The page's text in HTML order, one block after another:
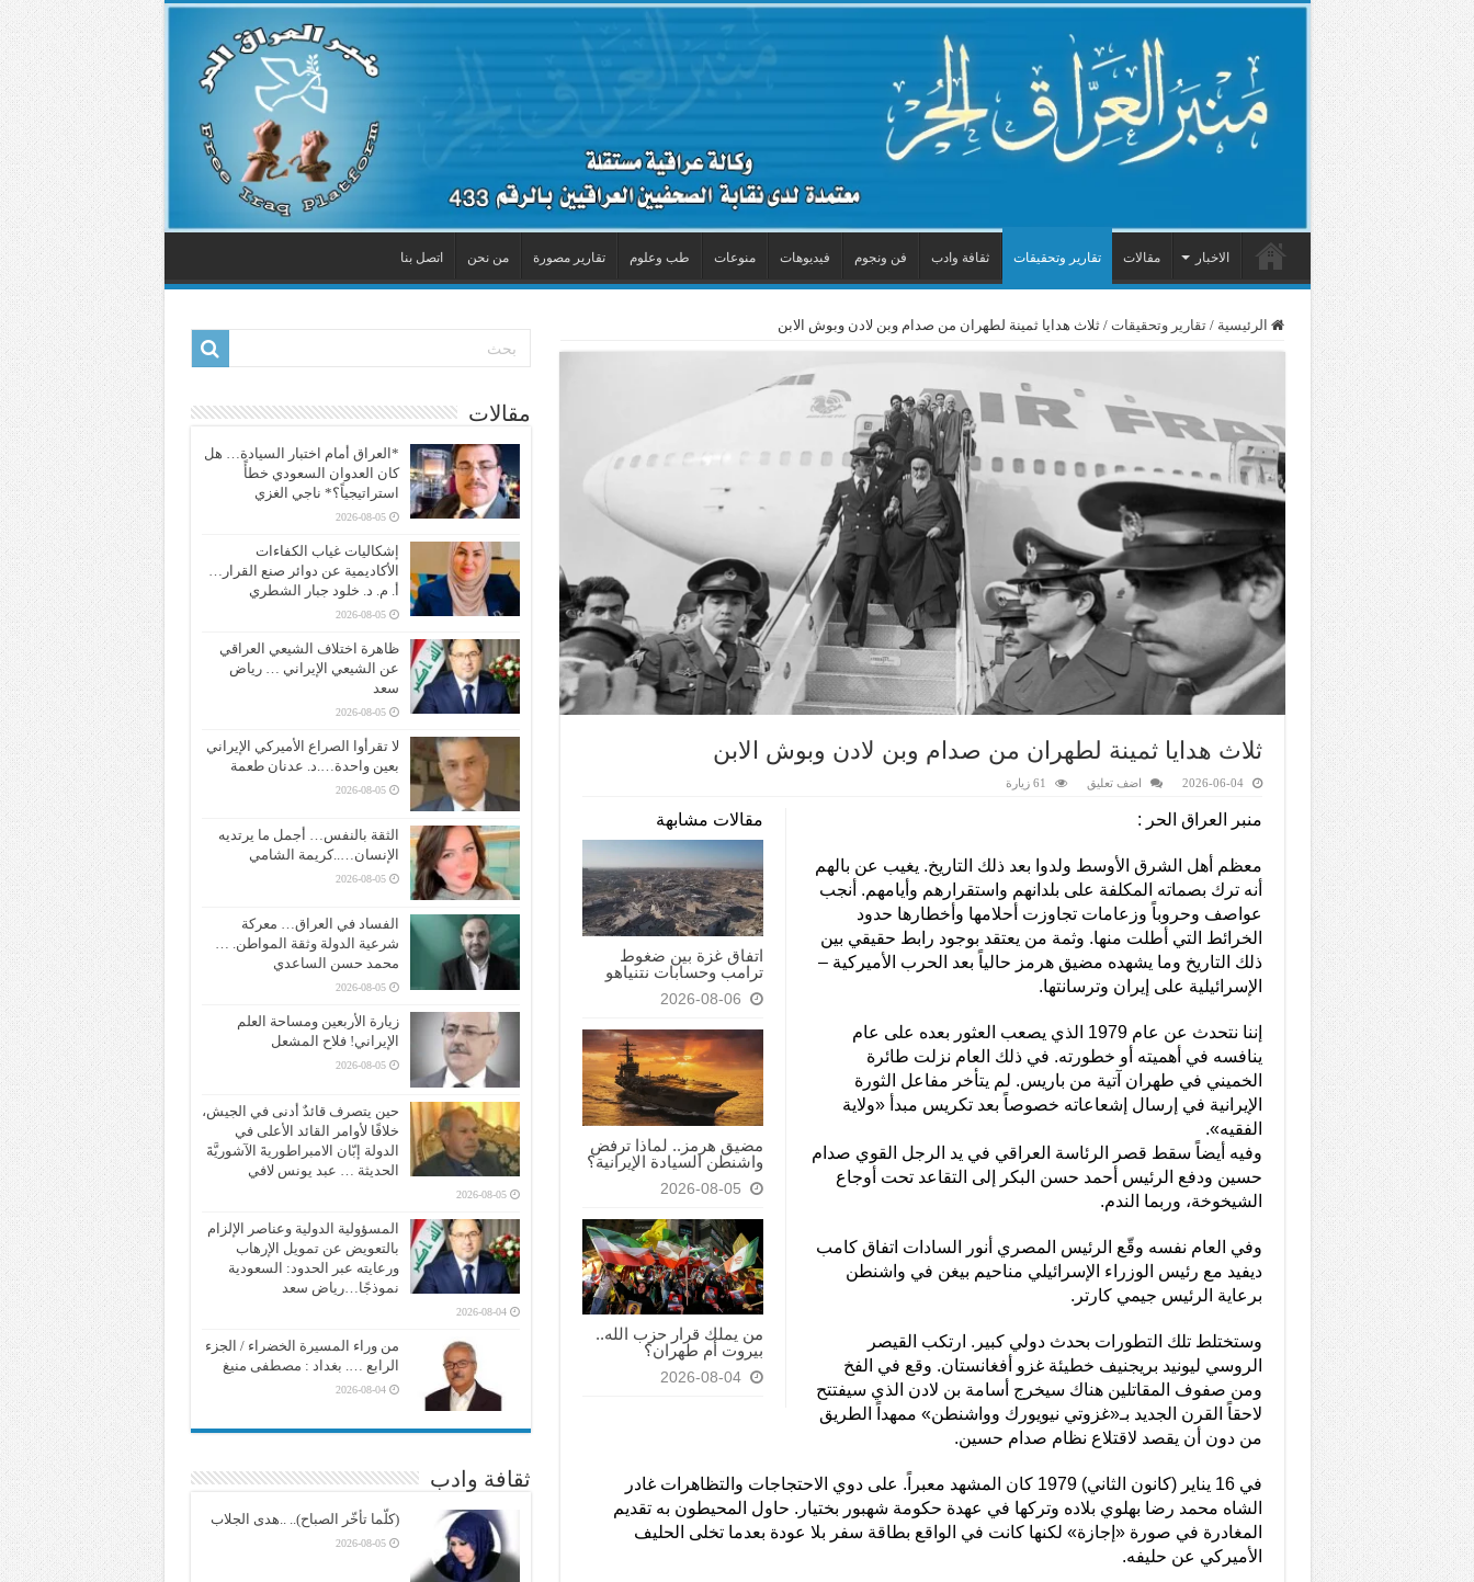
الاخبار مقالات تقارير وتحقيقات ثقافة وادب فن ونجوم فيديوهات منوعات طب وعلوم تقارير مصورة من نحن اتصل بنا
الرئيسية / تقارير وتحقيقات / ثلاث هدايا ثمينة لطهران من صدام وبن لادن وبوش الابن
ثلاث هدايا ثمينة لطهران من صدام وبن لادن وبوش الابن
2026-06-04 اضف تعليق 61 زيارة
مقالات مشابهة
اتفاق غزة بين ضغوط
ترامب وحسابات نتنياهو
2026-08-06
مضيق هرمز.. لماذا ترفض
واشنطن السيادة الإيرانية؟
2026-08-05
من يملك قرار حزب الله..
بيروت أم طهران؟
2026-08-04
منبر العراق الحر :
معظم أهل الشرق الأوسط ولدوا بعد ذلك التاريخ. يغيب عن بالهم
أنه ترك بصماته المكلفة على بلدانهم واستقرارهم وأيامهم. أنجب
عواصف وحروباً وزعامات تجاوزت أحلامها وأخطارها حدود
الخرائط التي أطلت منها. وثمة من يعتقد بوجود رابط حقيقي بين
ذلك التاريخ وما يشهده مضيق هرمز حالياً بعد الحرب الأميركية –
الإسرائيلية على إيران وترسانتها.
إننا نتحدث عن عام 1979 الذي يصعب العثور بعده على عام
ينافسه في أهميته أو خطورته. في ذلك العام نزلت طائرة
الخميني في طهران آتية من باريس. لم يتأخر مفاعل الثورة
الإيرانية في إرسال إشعاعاته خصوصاً بعد تكريس مبدأ «ولاية
الفقيه».
وفيه أيضاً سقط قصر الرئاسة العراقي في يد الرجل القوي صدام
حسين ودفع الرئيس أحمد حسن البكر إلى التقاعد تحت أوجاع
الشيخوخة، وربما الندم.
وفي العام نفسه وقّع الرئيس المصري أنور السادات اتفاق كامب
ديفيد مع رئيس الوزراء الإسرائيلي مناحيم بيغن في واشنطن
برعاية الرئيس جيمي كارتر.
وستختلط تلك التطورات بحدث دولي كبير. ارتكب القيصر
الروسي ليونيد بريجنيف خطيئة غزو أفغانستان. وقع في الفخ
ومن صفوف المقاتلين هناك سيخرج أسامة بن لادن الذي سيفتتح
لاحقاً القرن الجديد بـ«غزوتي نيويورك وواشنطن» ممهداً الطريق
من دون أن يقصد لاقتلاع نظام صدام حسين.
في 16 يناير (كانون الثاني) 1979 كان المشهد معبراً. على دوي الاحتجاجات والتظاهرات غادر
الشاه محمد رضا بهلوي بلاده وتركها في عهدة حكومة شهبور بختيار. حاول المحيطون به تقديم
المغادرة في صورة «إجازة» لكنها كانت في الواقع بطاقة سفر بلا عودة بعدما تخلى الحليف
الأميركي عن حليفه.
مقالات
*العراق أمام اختبار السيادة… هل
كان العدوان السعودي خطأً
استراتيجياً؟* ناجي الغزي
2026-08-05
إشكاليات غياب الكفاءات
الأكاديمية عن دوائر صنع القرار…
أ. م. د. خلود جبار الشطري
2026-08-05
ظاهرة اختلاف الشيعي العراقي
عن الشيعي الإيراني … رياض
سعد
2026-08-05
لا تقرأوا الصراع الأميركي الإيراني
بعين واحدة….د. عدنان طعمة
2026-08-05
الثقة بالنفس… أجمل ما يرتديه
الإنسان…..كريمة الشامي
2026-08-05
الفساد في العراق… معركة
شرعية الدولة وثقة المواطن. …
محمد حسن الساعدي
2026-08-05
زيارة الأربعين ومساحة العلم
الإيراني! فلاح المشعل
2026-08-05
حين يتصرف قائدٌ أدنى في الجيش،
خلافًا لأوامر القائد الأعلى في
الدولة إبّان الامبراطوريةَ الآشوريَّةَ
الحديثة … عبد يونس لافي
2026-08-05
المسؤولية الدولية وعناصر الإلزام
بالتعويض عن تمويل الإرهاب
ورعايته عبر الحدود: السعودية
نموذجًا…رياض سعد
2026-08-04
من وراء المسيرة الخضراء / الجزء
الرابع …. بغداد : مصطفى منيغ
2026-08-04
ثقافة وادب
(كلّما تأخّر الصباح).. ..هدى الجلاب
2026-08-05